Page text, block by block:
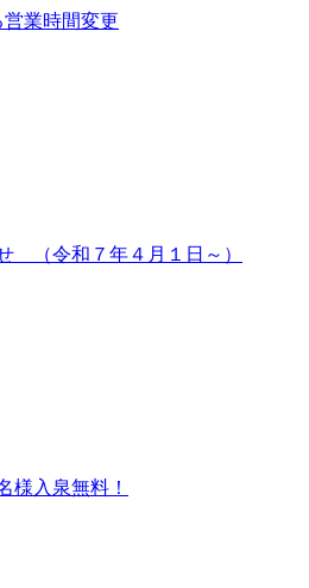
営業時間変更
（令和７年４月１日～）
様入泉無料！